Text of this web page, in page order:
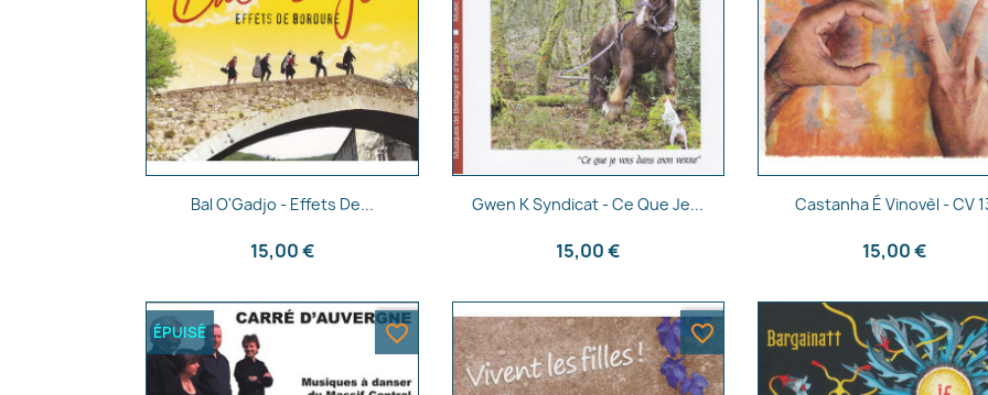
Aperçu rapide
Bal O'Gadjo - Effets De...
15,00 €
Aperçu rapide
Gwen K Syndicat - Ce Que Je...
15,00 €
Aperçu rapide
Castanha É Vinovèl - CV
15,00 €
ÉPUISÉ favorite_border favorite_border